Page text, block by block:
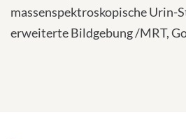
massenspektroskopische Urin-
erweiterte Bildgebung /MRT,